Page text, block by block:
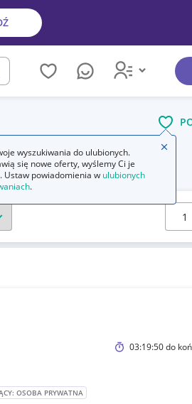
słuchawki bezprzewodowe douszne
Wybierz
03:19:50do
OSOBA PRYWATNA
wyszukiwania do ulubionych.
się nowe oferty, wyślemy Ci je
Ustaw powiadomienia w ulubionych
.